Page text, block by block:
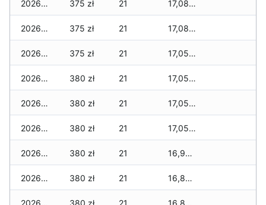
2026-05-08 375 zł 21 17,085 zł
2026-05-07 375 zł 21 17,080 zł
2026-05-06 375 zł 21 17,055 zł
2026-05-05 380 zł 21 17,055 zł
2026-05-04 380 zł 21 17,055 zł
2026-05-03 380 zł 21 17,050 zł
2026-05-02 380 zł 21 16,930 zł
2026-05-01 380 zł 21 16,850 zł